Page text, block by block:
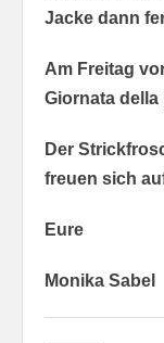
Jacke dann
Am Freitag
Giornata della
Der
freuen sich
Eure
Monika Sabel